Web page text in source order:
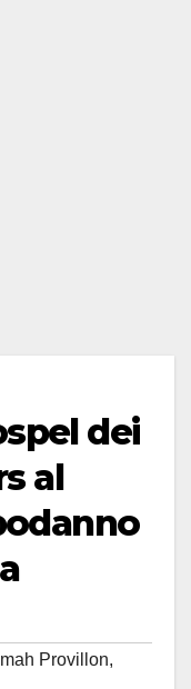
dei
al
Provillon,